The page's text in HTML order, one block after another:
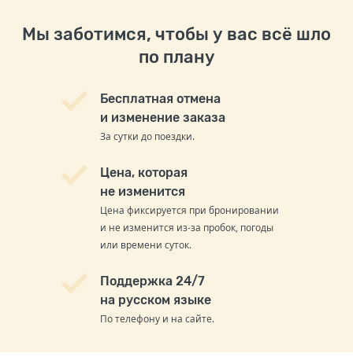
Мы заботимся, чтобы у вас всё шло
по плану
Бесплатная отмена
и изменение заказа
За сутки до поездки.
Цена, которая
не изменится
Цена фиксируется при бронировании
и не изменится из-за пробок, погоды
или времени суток.
Поддержка 24/7
на русском языке
По телефону и на сайте.